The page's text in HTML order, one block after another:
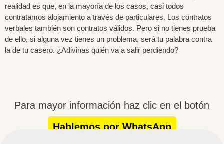
realidad es que, en la mayoría de los casos, casi todos
contratamos alojamiento a través de particulares. Los contratos
verbales también son contratos válidos. Pero si no tienes prueba
de ello, si alguna vez tienes un problema, será tu palabra contra
la de tu casero. ¿Adivinas quién va a salir perdiendo?
Para mayor información haz clic en el botón
Hablemos por WhatsApp